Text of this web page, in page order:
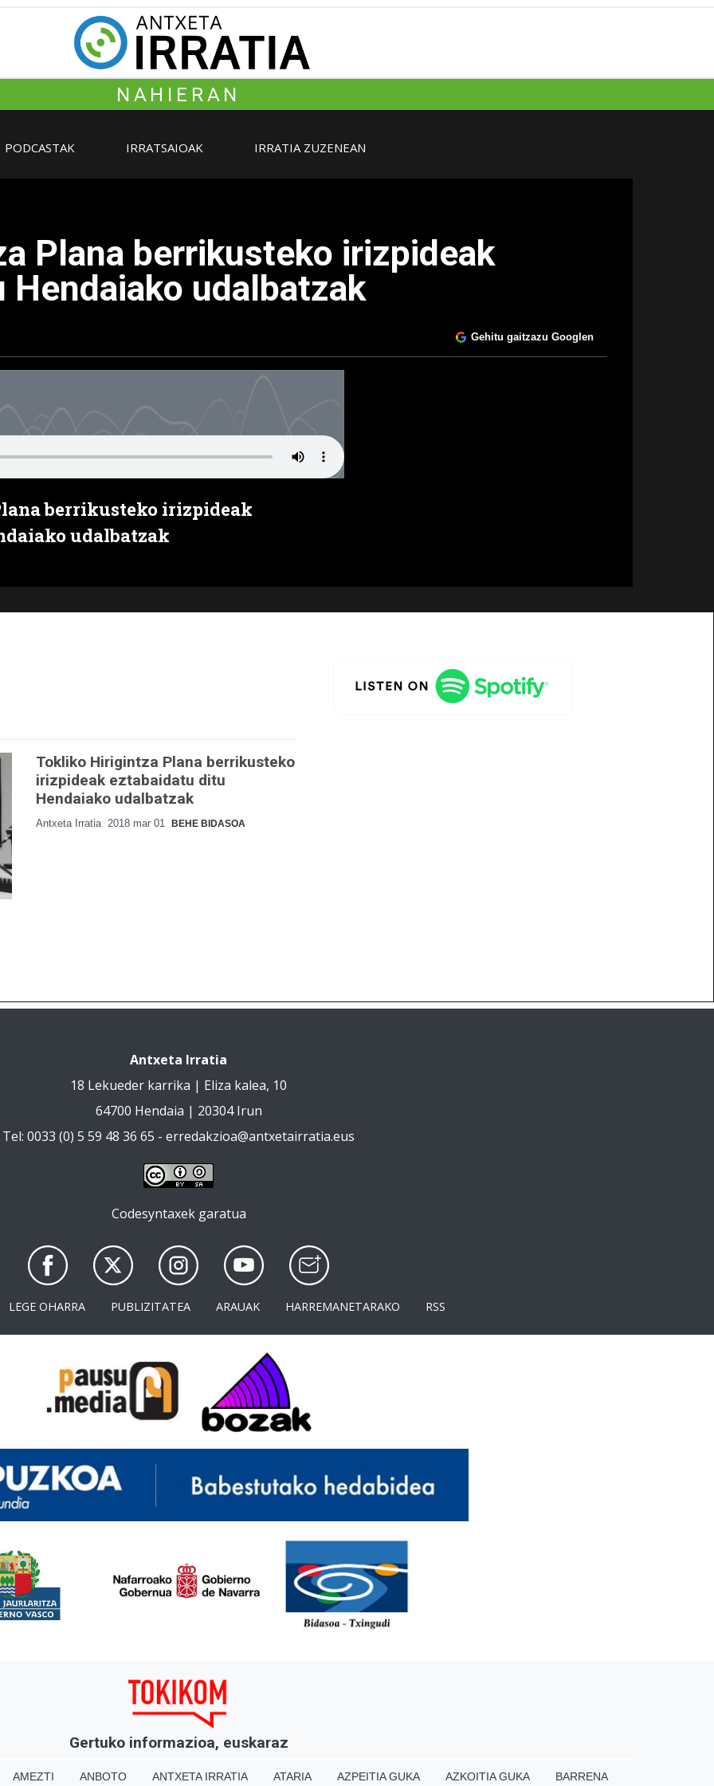
NAHIERAN
PODCASTAK IRRATSAIOAK IRRATIA ZUZENEAN
Plana berrikusteko irizpideak
udalbatzak
Gehitu gaitzazu Googlen
berrikusteko irizpideak
udalbatzak
Tokliko Hirigintza Plana berrikusteko
irizpideak eztabaidatu ditu
Hendaiako udalbatzak
Antxeta Irratia 2018 mar 01 BEHE BIDASOA
Antxeta Irratia
18 Lekueder karrika | Eliza kalea, 10
64700 Hendaia | 20304 Irun
Tel: 0033 (0) 5 59 48 36 65 - erredakzioa@antxetairratia.eus
Codesyntaxek garatua
LEGE OHARRA PUBLIZITATEA ARAUAK HARREMANETARAKO RSS
Gertuko informazioa, euskaraz
AMEZTI ANBOTO ANTXETA IRRATIA ATARIA AZPEITIA GUKA AZKOITIA GUKA BARRENA